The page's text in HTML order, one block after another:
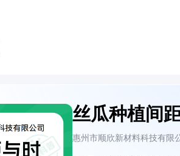
丝瓜种植间
惠州市顺欣新材料科技有限